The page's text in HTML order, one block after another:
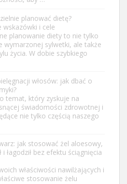
planować dietę?
wskazówki i cele
planowanie diety to nie tylko
wymarzonej sylwetki, ale także
życia. W dobie szybkiego
włosów: jak dbać o
temat, który zyskuje na
świadomości zdrowotnej i
nie tylko częścią naszego
jak stosować żel aloesowy,
i łagodził bez efektu ściągnięcia
właściwości nawilżających i
stosowanie żelu